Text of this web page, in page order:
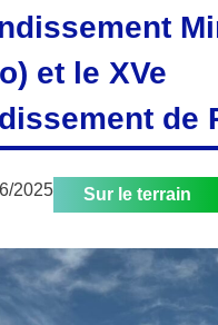
et le XVe
de
2025 Sur le terrain